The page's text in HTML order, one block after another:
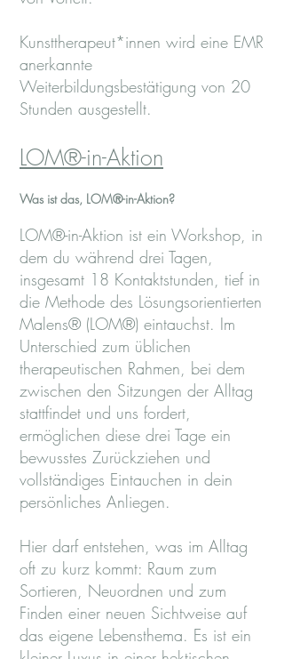
Kunsttherapeut*innen wird eine EMR
anerkannte
Weiterbildungsbestätigung von 20
Stunden ausgestellt.
LOM®-in-Aktion
Was ist das, LOM®-in-Aktion?
LOM®-in-Aktion ist ein Workshop, in
dem du während drei Tagen,
insgesamt 18 Kontaktstunden, tief in
die Methode des Lösungsorientierten
Malens® (LOM®) eintauchst. Im
Unterschied zum üblichen
therapeutischen Rahmen, bei dem
zwischen den Sitzungen der Alltag
stattfindet und uns fordert,
ermöglichen diese drei Tage ein
bewusstes Zurückziehen und
vollständiges Eintauchen in dein
persönliches Anliegen.
Hier darf entstehen, was im Alltag
oft zu kurz kommt: Raum zum
Sortieren, Neuordnen und zum
Finden einer neuen Sichtweise auf
das eigene Lebensthema. Es ist ein